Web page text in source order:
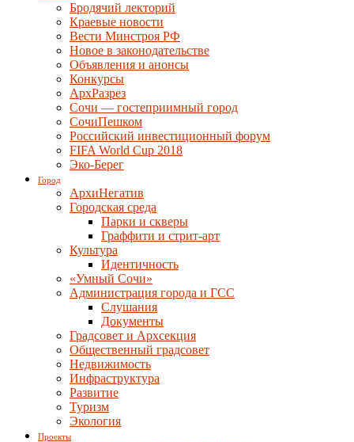
Бродячий лекторий
Краевые новости
Вести Минстроя РФ
Новое в законодательстве
Объявления и анонсы
Конкурсы
АрхРазрез
Сочи — гостеприимный город
СочиПешком
Российский инвестиционный форум
FIFA World Cup 2018
Эко-Берег
Город
АрхиНегатив
Городская среда
Парки и скверы
Граффити и стрит-арт
Культура
Идентичность
«Умный Сочи»
Администрация города и ГСС
Слушания
Документы
Градсовет и Архсекция
Общественный градсовет
Недвижимость
Инфраструктура
Развитие
Туризм
Экология
Проекты